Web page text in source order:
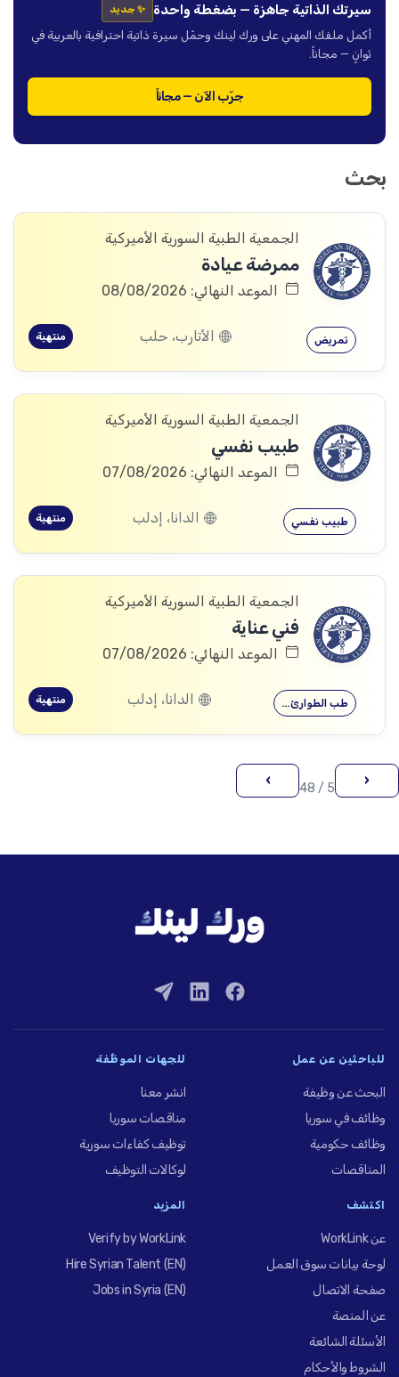
سيرتك الذاتية جاهزة — بضغطة واحدة ✨ جديد
أكمل ملفك المهني على ورك لينك وحمّل سيرة ذاتية احترافية بالعربية في
ثوانٍ — مجاناً.
جرّب الآن — مجاناً
بحث
الجمعية الطبية السورية الأميركية
ممرضة عيادة
الموعد النهائي: 08/08/2026
تمريض الأتارب، حلب منتهية
الجمعية الطبية السورية الأميركية
طبيب نفسي
الموعد النهائي: 07/08/2026
طبيب نفسي الدانا، إدلب منتهية
الجمعية الطبية السورية الأميركية
فني عناية
الموعد النهائي: 07/08/2026
طب الطوارئ… الدانا، إدلب منتهية
‹
5 / 48
›
للباحثين عن عمل
البحث عن وظيفة
وظائف في سوريا
وظائف حكومية
المناقصات
للجهات الموظِّفة
انشر معنا
مناقصات سوريا
توظيف كفاءات سورية
لوكالات التوظيف
اكتشف
عن WorkLink
لوحة بيانات سوق العمل
صفحة الاتصال
عن المنصة
الأسئلة الشائعة
الشروط والأحكام
المزيد
Verify by WorkLink
Hire Syrian Talent (EN)
Jobs in Syria (EN)